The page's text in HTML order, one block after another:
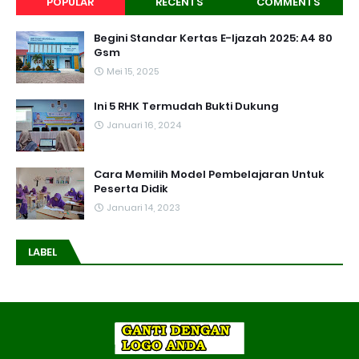
Begini Standar Kertas E-Ijazah 2025: A4 80
Gsm
Mei 15, 2025
Ini 5 RHK Termudah Bukti Dukung
Januari 16, 2024
Cara Memilih Model Pembelajaran Untuk
Peserta Didik
Januari 14, 2023
LABEL